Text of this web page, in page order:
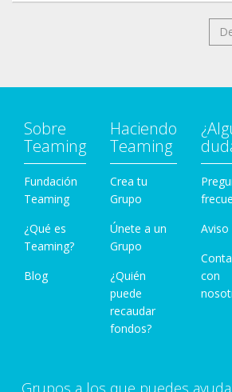
Sobre
Teaming
Fundación
Teaming
¿Qué es
Teaming?
Blog
Haciendo
Teaming
Crea tu
Grupo
Únete a un
Grupo
¿Quién
puede
recaudar
fondos?
Aviso
con